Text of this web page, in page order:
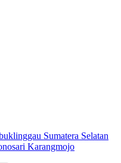
Sumatera Selatan
Karangmojo